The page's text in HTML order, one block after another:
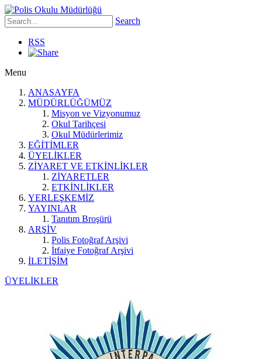
Search
RSS
Menu
ANASAYFA
MÜDÜRLÜĞÜMÜZ
Misyon ve Vizyonumuz
Okul Tarihçesi
Okul Müdürlerimiz
EĞİTİMLER
ÜYELİKLER
ZİYARET VE ETKİNLİKLER
ZİYARETLER
ETKİNLİKLER
YERLEŞKEMİZ
YAYINLAR
Tanıtım Broşürü
ARŞİV
Polis Fotoğraf Arşivi
İtfaiye Fotoğraf Arşivi
İLETİŞİM
ÜYELİKLER